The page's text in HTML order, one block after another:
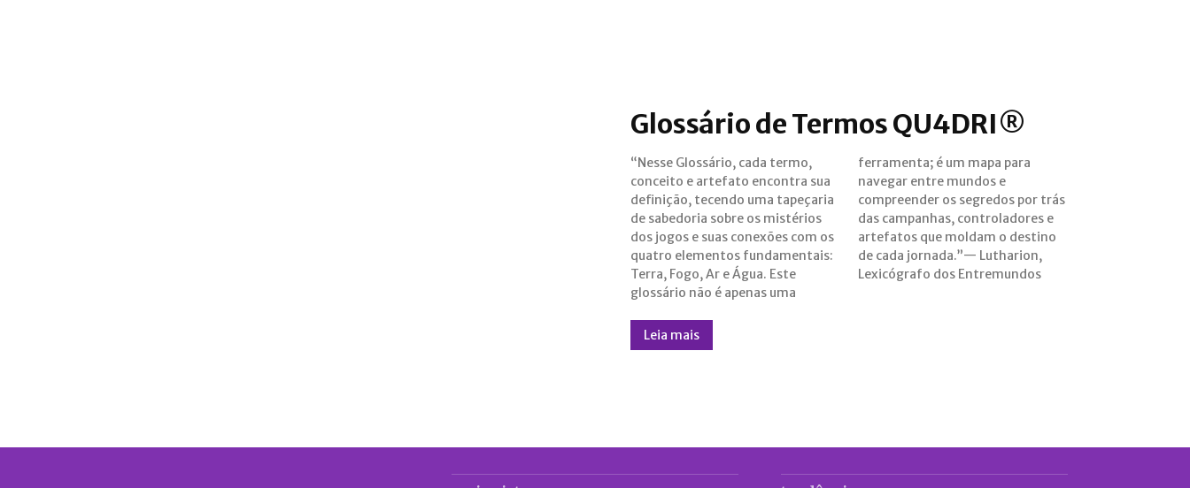
Glossário de Termos QU4DRI®
“Nesse Glossário, cada termo,
conceito e artefato encontra sua
definição, tecendo uma tapeçaria
de sabedoria sobre os mistérios
dos jogos e suas conexões com os
quatro elementos fundamentais:
Terra, Fogo, Ar e Água. Este
glossário não é apenas uma
ferramenta; é um mapa para
navegar entre mundos e
compreender os segredos por trás
das campanhas, controladores e
artefatos que moldam o destino
de cada jornada.”— Lutharion,
Lexicógrafo dos Entremundos
Leia mais